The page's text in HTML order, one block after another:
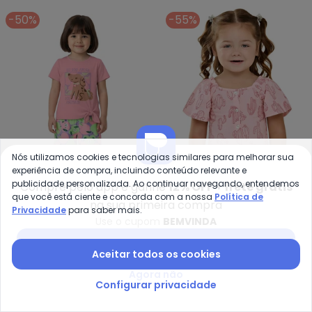
-50%
Malwee Kids - Conjunto Eu Sou
dos Animais (Rosa Claro)
MALWEE KIDS
R$ 44,95 R$ 89,90
-55%
Cactos (Rosa)
ELIAN
R$ 44,95R$ 99,90
-60%
Compre pelo app e ganhe12% OFF + frete grátis
na sua primeira compra
Nós utilizamos cookies e tecnologias similares para melhorar sua
experiência de compra, incluindo conteúdo relevante e
publicidade personalizada. Ao continuar navegando, entendemos
que você está ciente e concorda com a nossa Política de
Privacidadepara saber mais.
Aceitar todos os cookies
Configurar privacidade